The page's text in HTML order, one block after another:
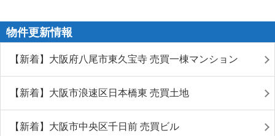
物件更新情報
【新着】大阪府八尾市東久宝寺 売買一棟マンション
【新着】大阪市浪速区日本橋東 売買土地
【新着】大阪市中央区千日前 売買ビル